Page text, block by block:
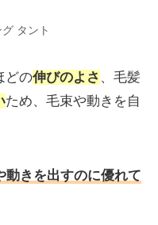
タント
どの伸びのよさ 、毛髪
ため、毛束や動きを自
動きを出すのに優れて